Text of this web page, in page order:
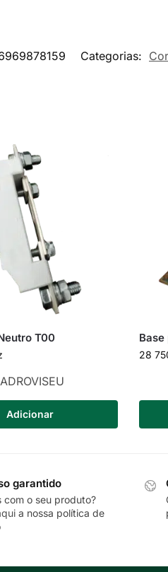
Categorias:
T00
Adicionar
Base
28
garantido
com o seu produto?
a nossa política de